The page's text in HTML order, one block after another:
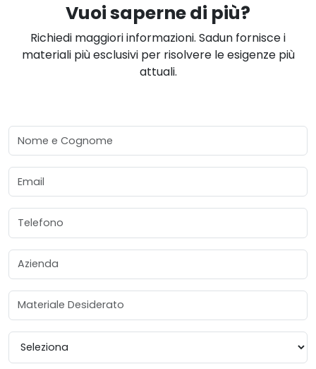
Vuoi saperne di più?
Richiedi maggiori informazioni. Sadun fornisce i
materiali più esclusivi per risolvere le esigenze più
attuali.
Nome e Cognome
Email
Telefono
Azienda
Materiale Desiderato
Provincia